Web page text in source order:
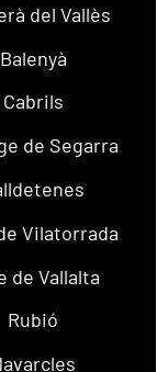
del Vallès
Balenyà
Cabrils
de Segarra
Vilatorrada
de Vallalta
Rubió